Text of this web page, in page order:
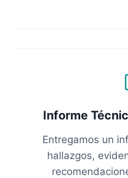
Informe
Entregamos un
hallazgos,